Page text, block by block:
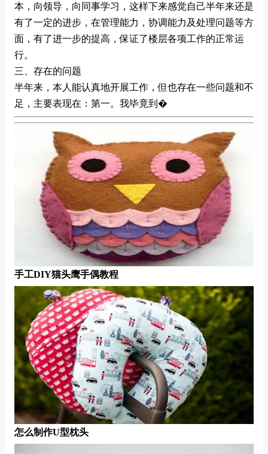
本，向领导，向同事学习，这样下来感觉自己半年来还是
有了一定的进步，在管理能力，协调能力及处理问题等方
面，有了进一步的提高，保证了楼层各项工作的正常运
行。
三、存在的问题
半年来，本人能认真地开展工作，但也存在一些问题和不
足，主要表现在：第一。我毕竟到�
手工DIY猫头鹰手偶教程
怎么制作U型枕头